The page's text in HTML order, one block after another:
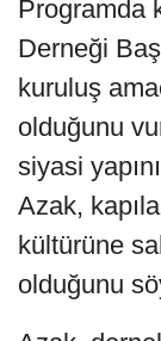
Programda
Derneği
kuruluş
olduğunu
siyasi
Azak,
kültürüne
olduğunu